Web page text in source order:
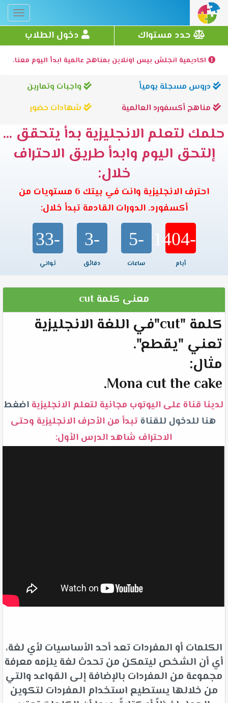
حدد مستواك دخول الطلاب
اكاديمية انجلش بيس اونلاين بمناهج عالمية ابدأ اليوم معنا.
دروس مسجلة يومياً
واجبات وتمارين
مناهج أكسفورد العالمية
شهادات حضور
حلمك لتعلم الانجليزية بدأ يتحقق ...
إلتحق اليوم وابدأ طريق الاحتراف
خلال:
احترف الانجليزية وانت في بيتك 6 مستويات من
أكسفورد. الدورات القادمة تبدأ خلال:
-1404
أيام
-5
ساعات
-3
دقائق
-33
ثواني
معنى كلمة cut
كلمة "cut"في اللغة الانجليزية
تعني "يقطع".
مثال:
Mona cut the cake.
لدينا قناة على اليوتوب مجانية لتعلم الانجليزية اضغط
هنا للدخول للقناة تبدأ من الأحرف الانجليزية وحتى
الاحتراف شاهد الدرس الأول:
الكلمات أو المفردات تعد أحد الأساسيات لأي لغة،
أي أن الشخص ليتمكن من تحدث لغة يلزمه معرفة
مجموعة من المفردات بالإضافة إلى القواعد والتي
من خلالها يستطيع استخدام المفردات لتكوين